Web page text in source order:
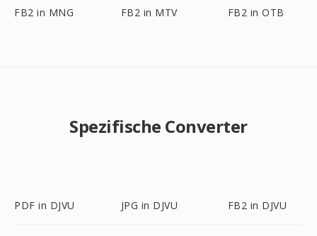
FB2 in MNG FB2 in MTV FB2 in OTB
Spezifische Converter
PDF in DJVU JPG in DJVU FB2 in DJVU